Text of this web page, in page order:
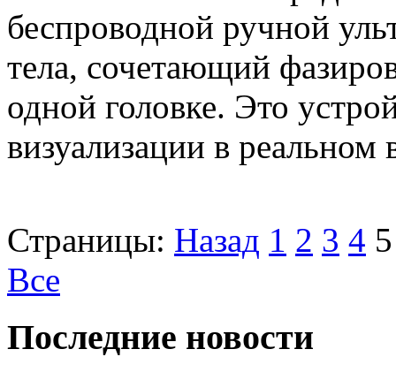
беспроводной ручной
тела, сочетающий
одной головке. Это
визуализации в
Страницы: Назад 1 2 3 4 5
Все
Последние новости